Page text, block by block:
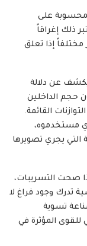
على
ذلك إغراقاً
مختلفاً إذا تعلق
عن دلالة
حجم الداخلين
القائمة.
مستخدموه،
التي يجري تصويرها
صحت التسريبات،
تدرك وجود فراغ لا
تسوية
المؤثرة في